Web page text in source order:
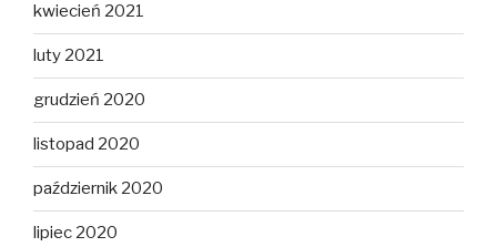
kwiecień 2021
luty 2021
grudzień 2020
listopad 2020
październik 2020
lipiec 2020